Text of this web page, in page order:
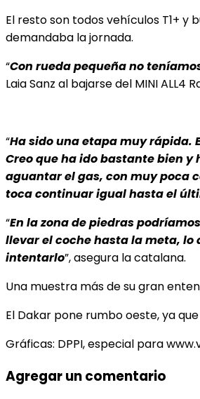
El resto son todos vehículos T1+
demandaba la jornada.
“Con rueda pequeña no
Laia Sanz al bajarse del MINI ALL4
“Ha sido una etapa muy rápida.
Creo que ha ido bastante bien
aguantar el gas, con muy poca
toca continuar igual hasta el
“En la zona de piedras
llevar el coche hasta la meta, lo
intentarlo”, asegura la catalana.
Una muestra más de su gran
El Dakar pone rumbo oeste, ya
Gráficas: DPPI, especial para
Agregar un comentario